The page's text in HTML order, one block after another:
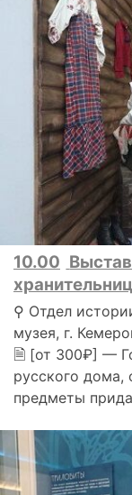
10.00
⚲ Отдел
музея, г.
🗎 [от 300₽] —
русского дома,
предметы